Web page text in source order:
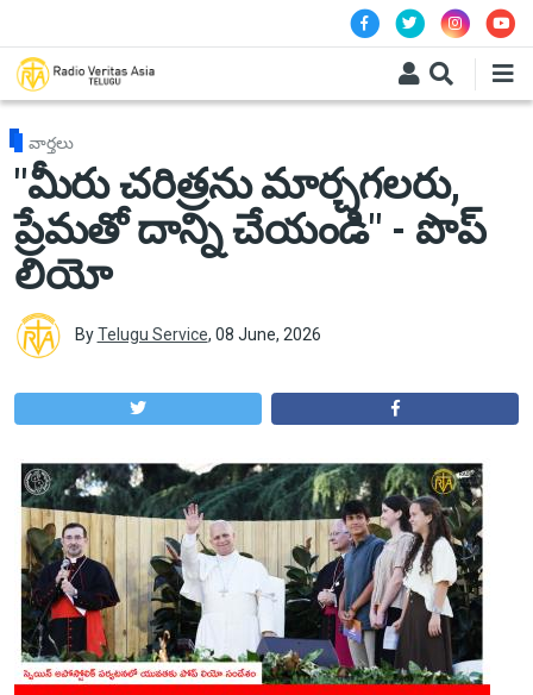
వార్తలు
"మీరు చరిత్రను మార్చగలరు,
ప్రేమతో దాన్ని చేయండి" - పొప్
లియో
ByTelugu Service, 08 June, 2026